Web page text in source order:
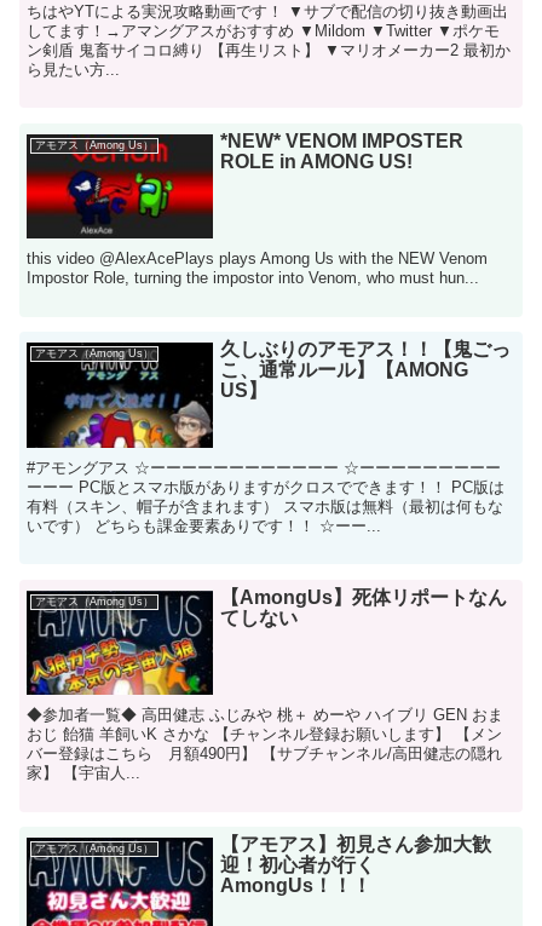
ちはやYTによる実況攻略動画です！ ▼サブで配信の切り抜き動画出
してます！→アマングアスがおすすめ ▼Mildom ▼Twitter ▼ポケモ
ン剣盾 鬼畜サイコロ縛り 【再生リスト】 ▼マリオメーカー2 最初か
ら見たい方...
アモアス（Among Us）
*NEW* VENOM IMPOSTER
ROLE in AMONG US!
this video @AlexAcePlays plays Among Us with the NEW Venom
Impostor Role, turning the impostor into Venom, who must hun...
アモアス（Among Us）
久しぶりのアモアス！！【鬼ごっ
こ、通常ルール】【AMONG
US】
#アモングアス ☆ーーーーーーーーーーーー ☆ーーーーーーーーー
ーーー PC版とスマホ版がありますがクロスでできます！！ PC版は
有料（スキン、帽子が含まれます） スマホ版は無料（最初は何もな
いです） どちらも課金要素ありです！！ ☆ーー...
アモアス（Among Us）
【AmongUs】死体リポートなん
てしない
◆参加者一覧◆ 高田健志 ふじみや 桃＋ めーや ハイブリ GEN おま
おじ 飴猫 羊飼いK さかな 【チャンネル登録お願いします】 【メン
バー登録はこちら 月額490円】 【サブチャンネル/高田健志の隠れ
家】 【宇宙人...
アモアス（Among Us）
【アモアス】初見さん参加大歓
迎！初心者が行く
AmongUs！！！